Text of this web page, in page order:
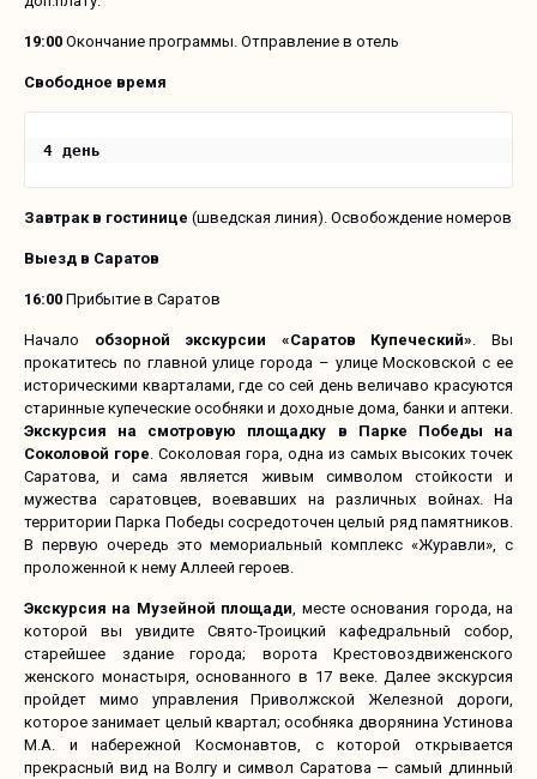
19:00 Окончание программы. Отправление в отель
Свободное время
4 день
Завтрак в гостинице (шведская линия). Освобождение номеров
Выезд в Саратов
16:00 Прибытие в Саратов
Начало обзорной экскурсии «Саратов Купеческий» . Вы
прокатитесь по главной улице города – улице Московской с ее
историческими кварталами, где со сей день величаво красуются
старинные купеческие особняки и доходные дома, банки и аптеки.
Экскурсия на смотровую площадку в Парке Победы на
Соколовой горе . Соколовая гора, одна из самых высоких точек
Саратова, и сама является живым символом стойкости и
мужества саратовцев, воевавших на различных войнах. На
территории Парка Победы сосредоточен целый ряд памятников.
В первую очередь это мемориальный комплекс «Журавли», с
проложенной к нему Аллеей героев.
Экскурсия на Музейной площади , месте основания города, на
которой вы увидите Свято-Троицкий кафедральный собор,
старейшее здание города; ворота Крестовоздвиженского
женского монастыря, основанного в 17 веке. Далее экскурсия
пройдет мимо управления Приволжской Железной дороги,
которое занимает целый квартал; особняка дворянина Устинова
М.А. и набережной Космонавтов, с которой открывается
прекрасный вид на Волгу и символ Саратова — самый длинный